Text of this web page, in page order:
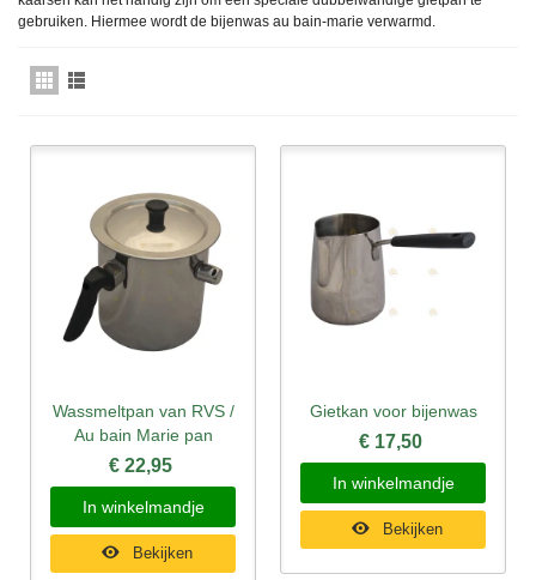
gebruiken. Hiermee wordt de bijenwas au bain-marie verwarmd.
Wassmeltpan van RVS /
Au bain Marie pan
€ 22,95
In winkelmandje
Bekijken
Gietkan voor bijenwas
€ 17,50
In winkelmandje
Bekijken